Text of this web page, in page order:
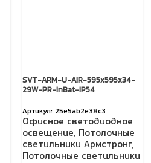
SVT-ARM-U-AIR-595x595x34-
29W-PR-InBat-IP54
25e5ab2e38c3
Офисное светодиодное
освещение, Потолочные
светильники Армстронг,
Потолочные светильники